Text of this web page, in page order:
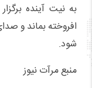
به نیت آینده
افروخته بماند و
شود.
منبع مرآت نیوز